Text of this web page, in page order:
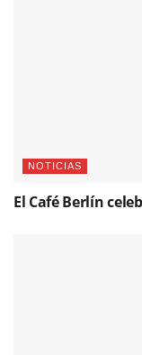
NOTICIAS
El Café Berlín